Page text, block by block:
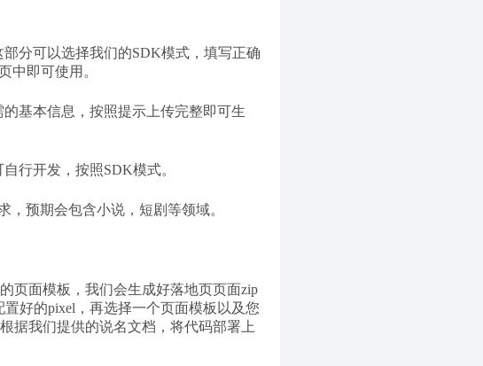
分可以选择我们的SDK模式，填写正确
中即可使用。
基本信息，按照提示上传完整即可生
行开发，按照SDK模式。
预期会包含小说，短剧等领域。
页面模板，我们会生成好落地页页面zip
好的pixel，再选择一个页面模板以及您
据我们提供的说名文档，将代码部署上